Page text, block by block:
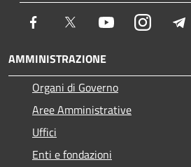
Facebook Twitter YoutubeInstagram
AMMINISTRAZIONE
Organi di Governo
Aree Amministrative
Uffici
Enti e fondazioni